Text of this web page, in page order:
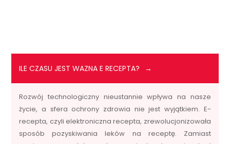
ILE CZASU JEST WAZNA E RECEPTA?
Rozwój technologiczny nieustannie wpływa na nasze
życie, a sfera ochrony zdrowia nie jest wyjątkiem. E-
recepta, czyli elektroniczna recepta, zrewolucjonizowała
sposób pozyskiwania leków na receptę. Zamiast